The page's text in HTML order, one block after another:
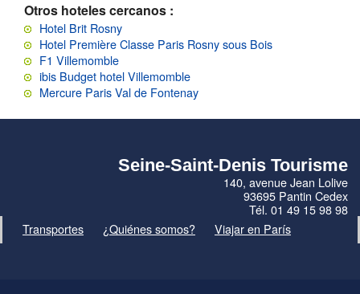
Otros hoteles cercanos :
Hotel Brit Rosny
Hotel Première Classe Paris Rosny sous Bois
F1 Villemomble
ibis Budget hotel Villemomble
Mercure Paris Val de Fontenay
Seine-Saint-Denis Tourisme
140, avenue Jean Lolive
93695 Pantin Cedex
Tél. 01 49 15 98 98
Transportes
¿Quiénes somos? Viajar en París